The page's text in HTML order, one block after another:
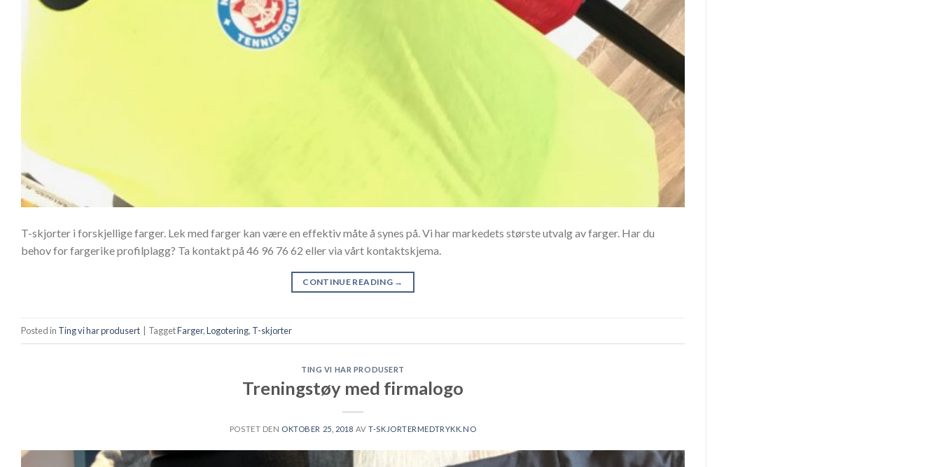
T-skjorter i forskjellige farger. Lek med farger kan være en effektiv måte å synes på. Vi har markedets største utvalg av farger. Har du
behov for fargerike profilplagg? Ta kontakt på 46 96 76 62 eller via vårt kontaktskjema.
CONTINUE READING →
Posted in Ting vi har produsert TaggetFarger,Logotering, T-skjorter
TING VI HAR PRODUSERT
Treningstøy med firmalogo
POSTET DEN OKTOBER 25, 2018 AVT-SKJORTERMEDTRYKK.NO